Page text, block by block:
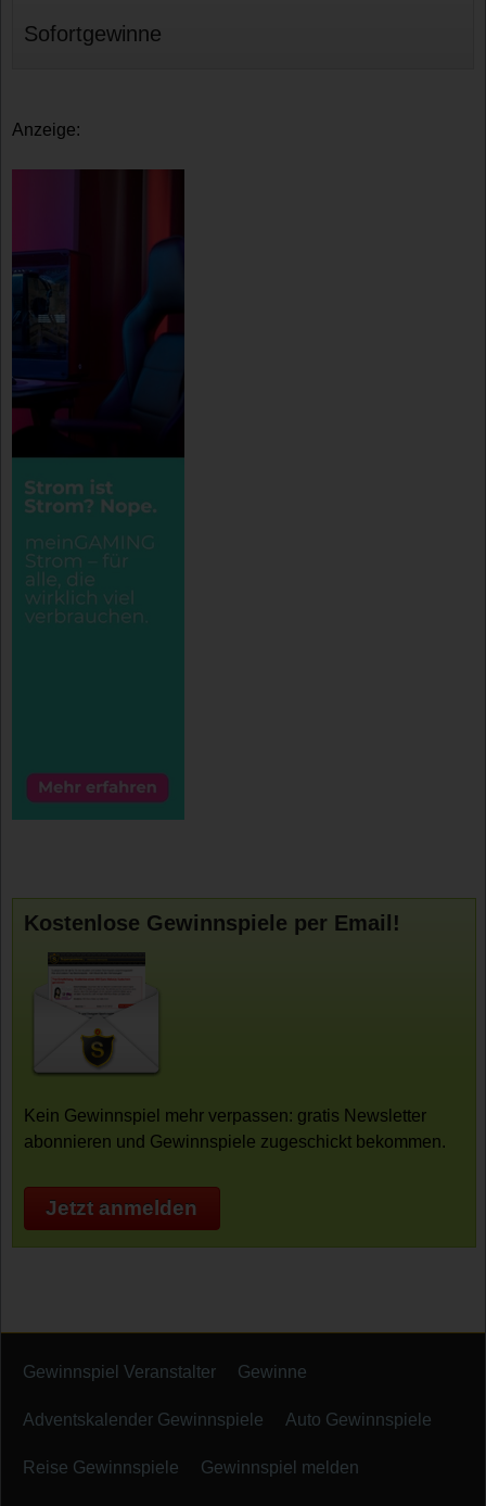
Sofortgewinne
Anzeige:
Kostenlose Gewinnspiele per Email!
Kein Gewinnspiel mehr verpassen: gratis Newsletter
abonnieren und Gewinnspiele zugeschickt bekommen.
Jetzt anmelden
Gewinnspiel Veranstalter Gewinne
Adventskalender Gewinnspiele Auto Gewinnspiele
Reise Gewinnspiele Gewinnspiel melden